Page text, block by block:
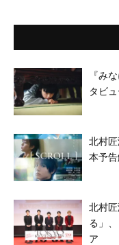
『み
タビ
北村匠
本予
北村
る」
ア